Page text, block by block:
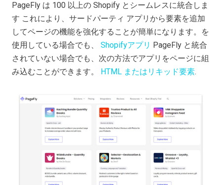
PageFly は 100 以上の Shopify とシームレスに統合しま
す これにより、サードパーティ アプリから要素を追加
してページの機能を強化することが簡単になります。を
使用している場合でも、 Shopifyアプリ PageFly と統合
されていない場合でも、次の方法でアプリをページに組
み込むことができます。
HTML またはリキッド要素.